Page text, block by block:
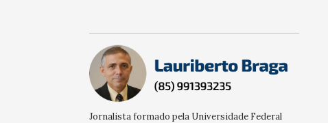
Jornalista formado pela Universidade Federal